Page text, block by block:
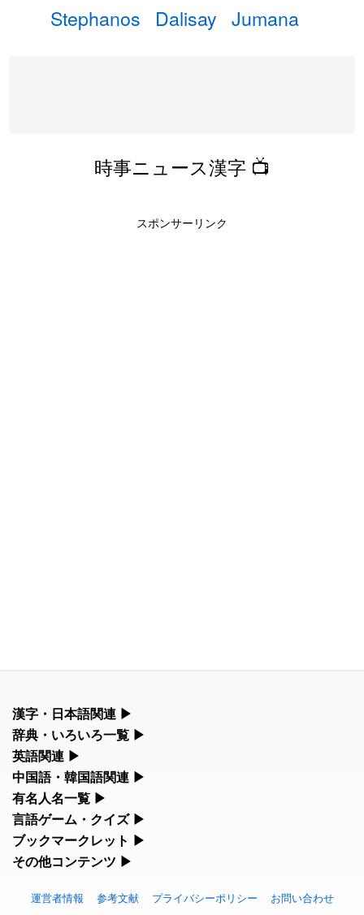
Stephanos
Dalisay Jumana
時事ニュース漢字 📺
スポンサーリンク
漢字・日本語関連 ▶
漢字の読み方検索、手書き入力、書き順練習など、日本語学習に
人名漢字辞典 - 読み方検索
漢字の書き方・書き順 書き取り練習帳
辞典・いろいろ一覧 ▶
部首・画数別の漢字一覧、熟語辞典、地名・駅名検索など、各種
リファレンスツールです。
画数別なまえ漢字一覧
英語関連 ▶
カタカナ語・略語の意味検索、発音記号、リスニング練習など英
カタカナ語の意味・発音・類語辞典
英単語リスニングテスト
中国語・韓国語関連 ▶
中国語のピンイン変換、韓国語の手書き入力など、アジア言語学
手書き中国語入力 変換ツール
有名人名一覧 ▶
海外セレブやスポーツ選手の名前の読み方・発音を確認できま
海外有名人の苗字・名前一覧と発音 🔊
プレミアリーグ選手名一覧
言語ゲーム・クイズ ▶
四字熟語パズルや漢字クイズなど、楽しみながら学べるゲームで
ブックマークレット ▶
ブラウザに登録して、どのサイトからでも漢字や英語を検索でき
漢字読み方検索ブックマークレット
その他コンテンツ ▶
す。
運営者情報 参考文献 プライバシーポリシー お問い合わせ